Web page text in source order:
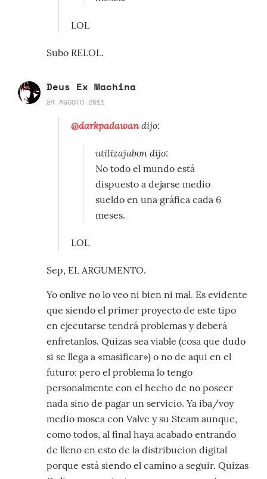
LOL
Subo RELOL.
Deus Ex Machina
24 AGOSTO 2011
@darkpadawandijo:
utilizajabon dijo:
No todo el mundo está
dispuesto a dejarse medio
sueldo en una gráfica cada 6
meses.
LOL
Sep, EL ARGUMENTO.
Yo onlive no lo veo ni bien ni mal. Es evidente
que siendo el primer proyecto de este tipo
en ejecutarse tendrá problemas y deberá
enfretanlos. Quizas sea viable (cosa que dudo
si se llega a «masificar») o no de aqui en el
futuro; pero el problema lo tengo
personalmente con el hecho de no poseer
nada sino de pagar un servicio. Ya iba/voy
medio mosca con Valve y su Steam aunque,
como todos, al final haya acabado entrando
de lleno en esto de la distribucion digital
porque está siendo el camino a seguir. Quizas